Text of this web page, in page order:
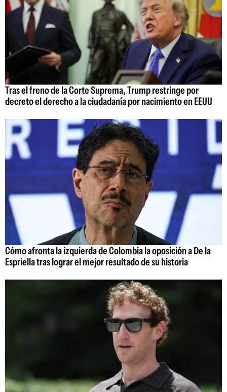
Tras el freno de la Corte Suprema, Trump restringe por
decreto el derecho a la ciudadanía por nacimiento en EEUU
Cómo afronta la izquierda de Colombia la oposición a De la
Espriella tras lograr el mejor resultado de su historia